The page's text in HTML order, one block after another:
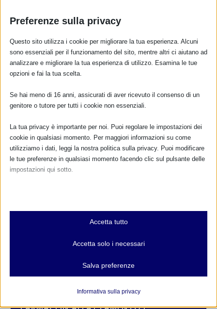
CALENDARIO EVENTI
TUTTI GLI EVENTI
Preferenze sulla privacy
Questo sito utilizza i cookie per migliorare la tua esperienza. Alcuni
sono essenziali per il funzionamento del sito, mentre altri ci aiutano ad
analizzare e migliorare la tua esperienza di utilizzo. Esamina le tue
opzioni e fai la tua scelta.
Se hai meno di 16 anni, assicurati di aver ricevuto il consenso di un
genitore o tutore per tutti i cookie non essenziali.
La tua privacy è importante per noi. Puoi regolare le impostazioni dei
cookie in qualsiasi momento. Per maggiori informazioni su come
utilizziamo i dati, leggi la nostra politica sulla privacy. Puoi modificare
le tue preferenze in qualsiasi momento facendo clic sul pulsante delle
impostazioni qui sotto.
Essenziali
I cookie e i servizi essenziali abilitano le funzioni di base e sono
e servizi non richiedono il consenso dell'utente secondo il GDPR.
Analitici
Accetta tutto
Accetta solo i necessari
Salva preferenze
Informativa sulla privacy